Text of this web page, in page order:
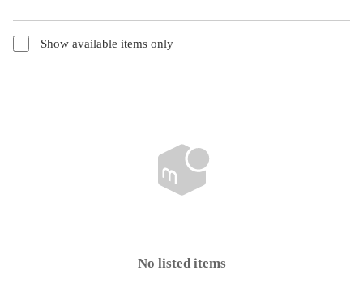
Show available items only
No listed items